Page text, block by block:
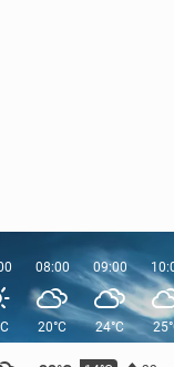
08:00
20°C
09:00
24°C